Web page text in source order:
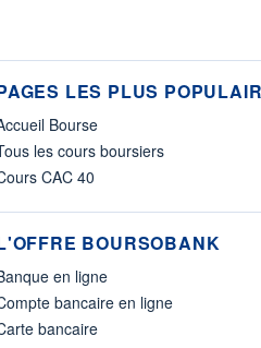
LES PLUS
Bourse
les cours boursiers
CAC 40
BOURSOBANK
en ligne
bancaire en ligne
bancaire